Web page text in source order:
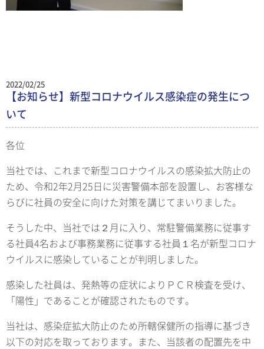
2022/02/25
【お知らせ】新型コロナウイルス感染症の発生につ
いて
各位
当社では、これまで新型コロナウイルスの感染拡大防止の
ため、令和2年2月25日に災害警備本部を設置し、お客様な
らびに社員の安全に向けた対策を講じてまいりました。
そうした中、当社では２月に入り、常駐警備業務に従事す
る社員4名および事務業務に従事する社員１名が新型コロナ
ウイルスに感染していることが判明しました。
感染した社員は、発熱等の症状によりＰＣＲ検査を受け、
「陽性」であることが確認されたものです。
当社は、感染症拡大防止のため所轄保健所の指導に基づき
以下の対応を取っております。また、当該者の配置先を中